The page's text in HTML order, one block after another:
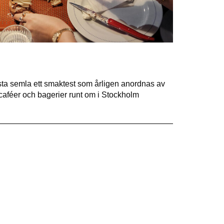
semla ett smaktest som årligen anordnas av
och bagerier runt om i Stockholm